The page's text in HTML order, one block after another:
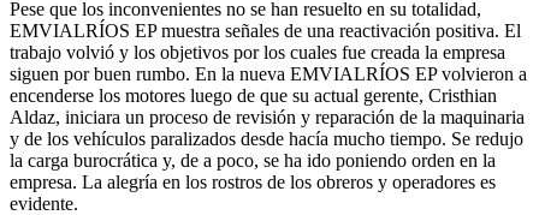
Pese que los inconvenientes no se han resuelto en su totalidad,
EMVIALRÍOS EP muestra señales de una reactivación positiva. El
trabajo volvió y los objetivos por los cuales fue creada la empresa
siguen por buen rumbo. En la nueva EMVIALRÍOS EP volvieron a
encenderse los motores luego de que su actual gerente, Cristhian
Aldaz, iniciara un proceso de revisión y reparación de la maquinaria
y de los vehículos paralizados desde hacía mucho tiempo. Se redujo
la carga burocrática y, de a poco, se ha ido poniendo orden en la
empresa. La alegría en los rostros de los obreros y operadores es
evidente.